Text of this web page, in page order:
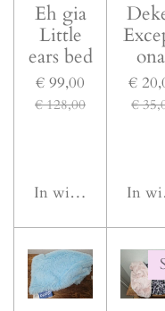
Eh gia
Little
ears bed
€ 99,00
€ 128,00
In winkelwagen
€
€
In